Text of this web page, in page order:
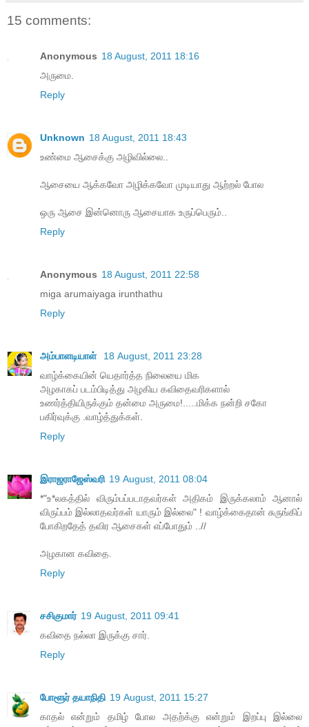
15 comments:
Anonymous 18 August, 2011 18:16
அருமை.
Reply
Unknown 18 August, 2011 18:43
உண்மை ஆசைக்கு அழிவில்லை..
ஆசையை ஆக்கவோ அழிக்கவோ முடியாது ஆற்றல் போல
ஒரு ஆசை இன்னொரு ஆசையாக உருப்பெரும்..
Reply
Anonymous 18 August, 2011 22:58
miga arumaiyaga irunthathu
Reply
அம்பாளடியாள்
18 August, 2011 23:28
வாழ்க்கையின் யெதார்த்த நிலையை மிக
அழகாகப் படம்பிடித்து அழகிய கவிதைவரிகளால்
உணர்த்தியிருக்கும் தன்மை அருமை!.....மிக்க நன்றி சகோ
பகிர்வுக்கு .வாழ்த்துக்கள்.
Reply
இராஜராஜேஸ்வரி 19 August, 2011 08:04
*"உ*லகத்தில் விரும்பப்படாதவர்கள் அதிகம் இருக்கலாம் ஆனால்
விருப்பம் இல்லாதவர்கள் யாரும் இல்லை" ! வாழ்க்கைதான் சுருங்கிப்
போகிறதேத் தவிர ஆசைகள் எப்போதும் ..//
அழகான கவிதை.
Reply
சசிகுமார் 19 August, 2011 09:41
கவிதை நல்லா இருக்கு சார்.
Reply
போளூர் தயாநிதி 19 August, 2011 15:27
காதல் என்றும் தமிழ் போல அதற்க்கு என்றும் இறப்பு இல்லை